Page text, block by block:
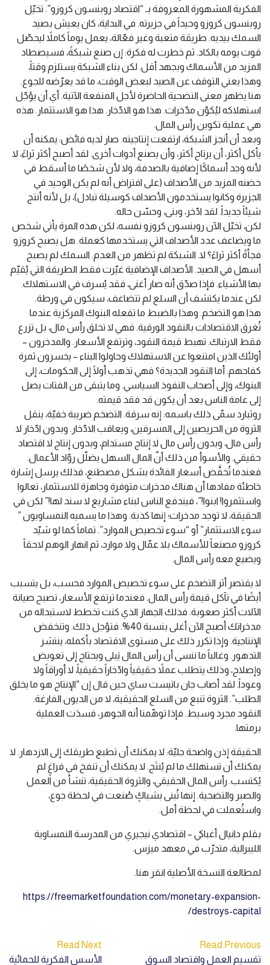
الفكرية المشهورة المعروفة بـ “اقتصاد روبنسون كروزو”. تخيّل
روبنسون كروزو وحيداً في جزيرته. في البداية، كان يعيش بصيد
السمك بيديه. طريقة متعبة وغير فعّالة، يعمل يوماً كاملاً ليحصّل
قوت يومه بالكاد. ثم خطرت له فكرة: إن صنع شبكةً، فسيصطاد
المزيد من الأسماك وبجهد أقل. لكن بناء الشبكة يستلزم وقتاً،
وهذا يعني التوقف عن الصيد لبعض الوقت، ما قد يعرّضه للجوع.
هنا يظهر معنى التضحية الحاضرة لأجل المنفعة الآتية. أي أن يؤجّل
استهلاكه ليُكوّن مدّخرات. هذا هو الادّخار. هذا هو الاستثمار. هذه
هي عملية تكوين رأس المال.
وبعد أن أنجز الشبكة، ارتفعت إنتاجيته. صار لديه فائض: يمكنه أن
يأكل أكثر، أن يرتاح أكثر، وأن يصنع أدوات أخرى. لقد أصبح أكثر ثراءً، لا
لأنه وجد أسماكًا إضافية بالصدفة، ولا لأن شخصًا ما أسقط في
حضنه المزيد من الأصداف (على افتراض أنه لم يكن الوحيد في
الجزيرة وكانوا يستخدمون الأصداف كوسيلة تبادل)، بل لأنه أنتج
شيئاً جديداً. لقد ادّخر، وبنى، وحسّن حاله.
لكن، تخيّل الآن روبنسون كروزو نفسه، لكن هذه المرة يأتي شخص
ما ويضاعف عدد الأصداف التي يستخدمها كعملة. هل يصبح كروزو
فجأةً أكثر ثراءً؟ لا. الشبكة لم تظهر من العدم. السمك لم يصبح
أسهل في الصيد. الأصداف الإضافية غيّرت فقط الطريقة التي يُقيّم
بها الأشياء. فإذا صدّق أنه صار أغنى، فقد يُسرف في الاستهلاك.
لكن عندما يكتشف أن السلع لم تتضاعف، سيكون في ورطة.
هذا هو التضخم. وهذا بالضبط ما تفعله البنوك المركزية عندما
تُغرق الاقتصادات بالنقود الورقية. فهي لا تخلق رأس مال، بل تزرع
فقط الارتباك. تهبط قيمة النقود، وترتفع الأسعار. والمدخرون –
أولئك الذين امتنعوا عن الاستهلاك وحاولوا البناء – يخسرون ثمرة
كفاحهم. أما النقود الجديدة؟ فهي تذهب أولًا إلى الحكومات، إلى
البنوك، وإلى أصحاب النفوذ السياسي. وما يتبقى من الفتات يصل
إلى عامة الناس بعد أن يكون قد فقد قيمته.
روثبارد سمّى ذلك باسمه: إنه سرقة. التضخم ضريبة خفيّة، ينقل
الثروة من الحريصين إلى المسرفين، ويعاقب الادّخار. وبدون ادّخار لا
رأس مال، وبدون رأس مال لا إنتاج مستدام، وبدون إنتاج لا اقتصاد
حقيقي. والأسوأ من ذلك أنّ المال السهل يضلّل روّاد الأعمال.
فعندما تُخفَّض أسعار الفائدة بشكل مصطنع، فذلك يرسل إشارة
خاطئة مفادها أن هناك مدخرات متوفرة وجاهزة للاستثمار، تعالوا
واستثمروا! ابنوا!”، فيندفع الناس لبناء مشاريع لا سند لها!” لكن في
الحقيقة، لا توجد مدخرات؛ إنها كذبة. وهذا ما يسميه النمساويون ”
سوء الاستثمار” أو “سوء تخصيص الموارد”. تماماً كما لو شيّد
كروزو مصنعاً للأسماك بلا عمّال ولا موارد، ثم انهار الوهم لاحقاً
ويضيع معه رأس المال.
لا يقتصر أثر التضخم على سوء تخصيص الموارد فحسب، بل يتسبب
أيضًا في تآكل قيمة رأس المال. فعندما ترتفع الأسعار، تصبح صيانة
الآلات أكثر صعوبة. فذلك الجهاز الذي كنت تخطط لاستبداله من
مدخراتك أصبح الآن أغلى بنسبة 40%. فتؤجل ذلك. وتنخفض
الإنتاجية. وإذا تكرر ذلك على مستوى الاقتصاد بأكمله، ينتشر
التدهور. وغالباً ما ننسى أن رأس المال يَبلى ويحتاج إلى تعويض
وإصلاح، وذلك يتطلب عملاً حقيقياً وادّخاراً حقيقياً، لا أوراقاً ولا
وعوداً. لقد أصاب جان باتيست ساي حين قال إن “الإنتاج هو ما يخلق
الطلب”. الثروة تنبع من السلع الحقيقية، لا من الديون الفارغة.
النقود مجرد وسيط. فإذا توهّمنا أنه الجوهر، فسدَت العملية
برمتها.
الحقيقة إذن واضحة جليّة: لا يمكنك أن تطبع طريقك إلى الازدهار. لا
يمكنك أن تستهلك ما لم يُنتَج. لا يمكنك أن تنفخ في فراغٍ لم
يُكتسب. رأس المال الحقيقي، والثروة الحقيقية، تنشأ من العمل
والصبر والتضحية. إنها تُبنى بشباكٍ صُنعت في لحظة جوع،
واستُعملت في لحظة أمل.
بقلم دانيال أغباكي – اقتصادي نيجيري من المدرسة النمساوية
الليبرالية، متدرّب في معهد ميزس.
لمطالعة النسخة الأصلية انقر هنا.
https://freemarketfoundation.com/monetary-expansion-
destroys-capital/
Read Previous
تقسيم العمل واقتصاد السوق
Read Next
الأسس الفكرية للحمائية